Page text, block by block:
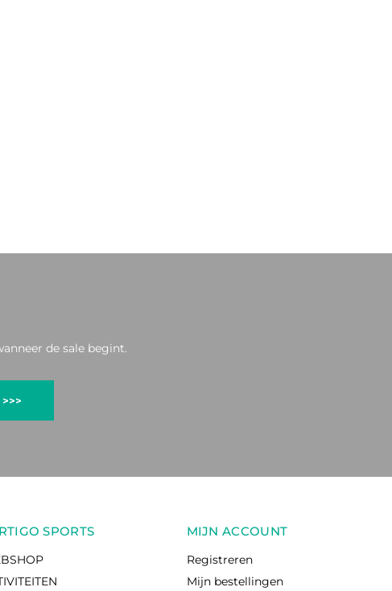
de sale begint.
>>>
SPORTS MIJN ACCOUNT
Registreren
Mijn bestellingen